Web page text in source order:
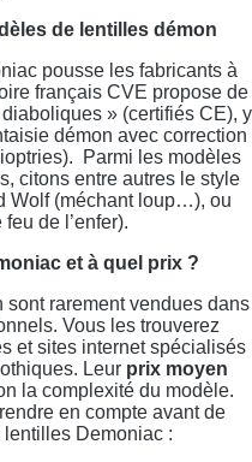
de lentilles démon
pousse les fabricants à
français CVE propose de
» (certifiés CE), y
démon avec correction
Parmi les modèles
citons entre autres le style
Wolf (méchant loup…), ou
de l’enfer).
et à quel prix ?
rarement vendues dans
Vous les trouverez
et sites internet spécialisés
Leur prix moyen
la complexité du modèle.
en compte avant de
Demoniac :